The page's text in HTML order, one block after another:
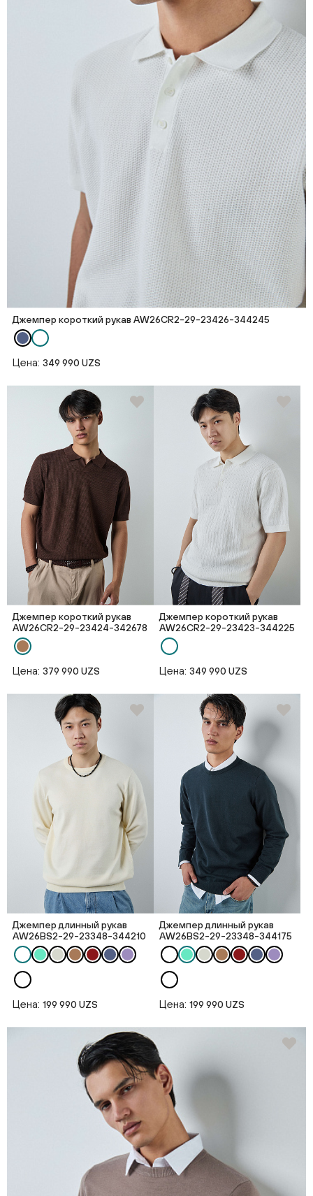
Джемпер короткий рукав AW26CR2-29-23426-344245
Цена: 349 990 UZS
Джемпер короткий рукав
AW26CR2-29-23424-342678
Цена: 379 990 UZS
Джемпер короткий рукав
AW26CR2-29-23423-344225
Цена: 349 990 UZS
Джемпер длинный рукав
AW26BS2-29-23348-344210
Цена: 199 990 UZS
Джемпер длинный рукав
AW26BS2-29-23348-344175
Цена: 199 990 UZS